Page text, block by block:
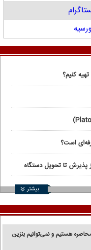
کنیم؟
است؟
پذیرش تا تحویل دستگاه
بیشتر
هستیم و نمی‌توانیم بنزین